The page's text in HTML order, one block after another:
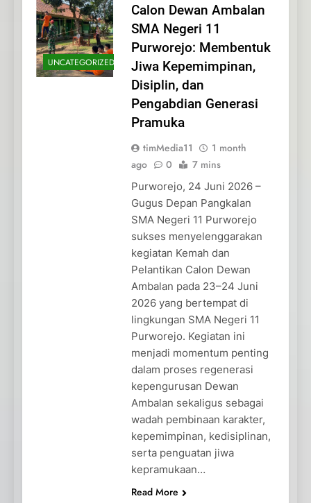
UNCATEGORIZED
Calon Dewan Ambalan
SMA Negeri 11
Purworejo: Membentuk
Jiwa Kepemimpinan,
Disiplin, dan
Pengabdian Generasi
Pramuka
timMedia11
1 month
ago
0 7 mins
Purworejo, 24 Juni 2026 –
Gugus Depan Pangkalan
SMA Negeri 11 Purworejo
sukses menyelenggarakan
kegiatan Kemah dan
Pelantikan Calon Dewan
Ambalan pada 23–24 Juni
2026 yang bertempat di
lingkungan SMA Negeri 11
Purworejo. Kegiatan ini
menjadi momentum penting
dalam proses regenerasi
kepengurusan Dewan
Ambalan sekaligus sebagai
wadah pembinaan karakter,
kepemimpinan, kedisiplinan,
serta penguatan jiwa
kepramukaan…
Read More